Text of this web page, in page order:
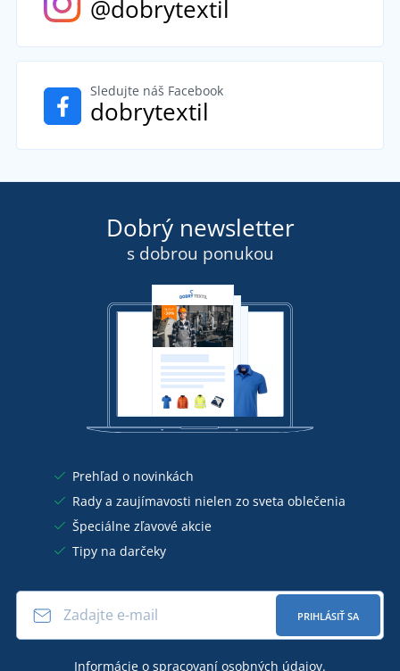
@dobrytextil
Sledujte náš Facebook
dobrytextil
Dobrý newsletter
s dobrou ponukou
Prehľad o novinkách
Rady a zaujímavosti nielen zo sveta oblečenia
Špeciálne zľavové akcie
Tipy na darčeky
PRIHLÁSIŤ SA
Informácie o spracovaní osobných údajov.